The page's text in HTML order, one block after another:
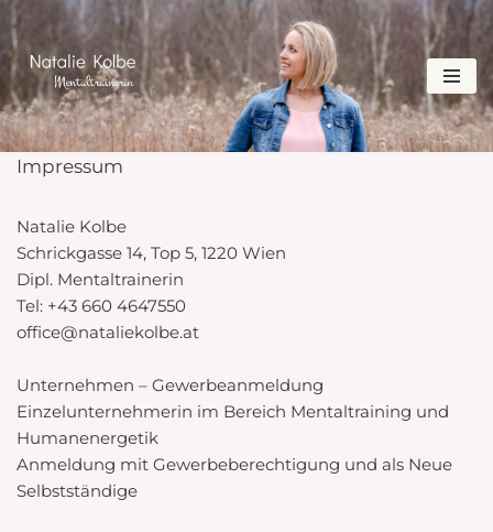
Zum
Inhalt
Impressum
Natalie Kolbe
Schrickgasse 14, Top 5, 1220 Wien
Dipl. Mentaltrainerin
Tel: +43 660 4647550
office@nataliekolbe.at
Unternehmen – Gewerbeanmeldung
Einzelunternehmerin im Bereich Mentaltraining und
Humanenergetik
Anmeldung mit Gewerbeberechtigung und als Neue
Selbstständige